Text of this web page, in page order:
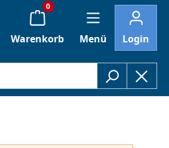
0
Warenkorb Menü Login